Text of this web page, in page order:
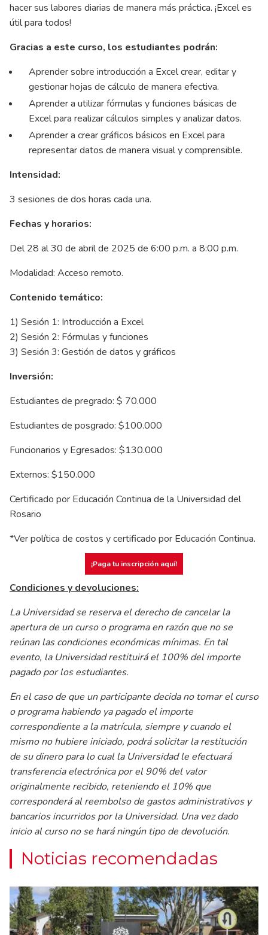
hacer sus labores diarias de manera más práctica. ¡Excel es
útil para todos!
Gracias a este curso, los estudiantes podrán:
Aprender sobre introducción a Excel crear, editar y
gestionar hojas de cálculo de manera efectiva.
Aprender a utilizar fórmulas y funciones básicas de
Excel para realizar cálculos simples y analizar datos.
Aprender a crear gráficos básicos en Excel para
representar datos de manera visual y comprensible.
Intensidad:
3 sesiones de dos horas cada una.
Fechas y horarios:
Del 28 al 30 de abril de 2025 de 6:00 p.m. a 8:00 p.m.
Modalidad: Acceso remoto.
Contenido temático:
1) Sesión 1: Introducción a Excel
2) Sesión 2: Fórmulas y funciones
3) Sesión 3: Gestión de datos y gráficos
Inversión:
Estudiantes de pregrado: $ 70.000
Estudiantes de posgrado: $100.000
Funcionarios y Egresados: $130.000
Externos: $150.000
Certificado por Educación Continua de la Universidad del
Rosario
*Ver política de costos y certificado por Educación Continua.
¡Paga tu inscripción aquí!
Condiciones y devoluciones:
La Universidad se reserva el derecho de cancelar la
apertura de un curso o programa en razón que no se
reúnan las condiciones económicas mínimas. En tal
evento, la Universidad restituirá el 100% del importe
pagado por los estudiantes.
En el caso de que un participante decida no tomar el curso
o programa habiendo ya pagado el importe
correspondiente a la matrícula, siempre y cuando el
mismo no hubiere iniciado, podrá solicitar la restitución
de su dinero para lo cual la Universidad le efectuará
transferencia electrónica por el 90% del valor
originalmente recibido, reteniendo el 10% que
corresponderá al reembolso de gastos administrativos y
bancarios incurridos por la Universidad. Una vez dado
inicio al curso no se hará ningún tipo de devolución.
Noticias recomendadas